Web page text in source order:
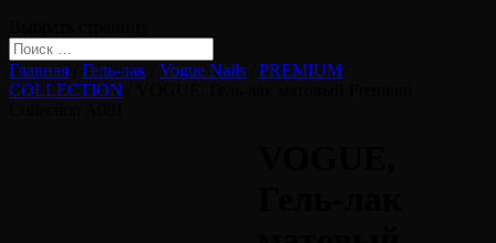
Главная Гель-лак Vogue Nails
PREMIUM
COLLECTION